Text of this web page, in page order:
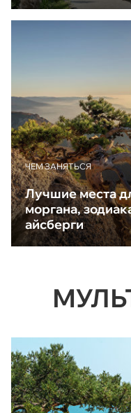
ЧЕМ ЗАНЯТЬСЯ
Лучшие места
моргана,
айсберги